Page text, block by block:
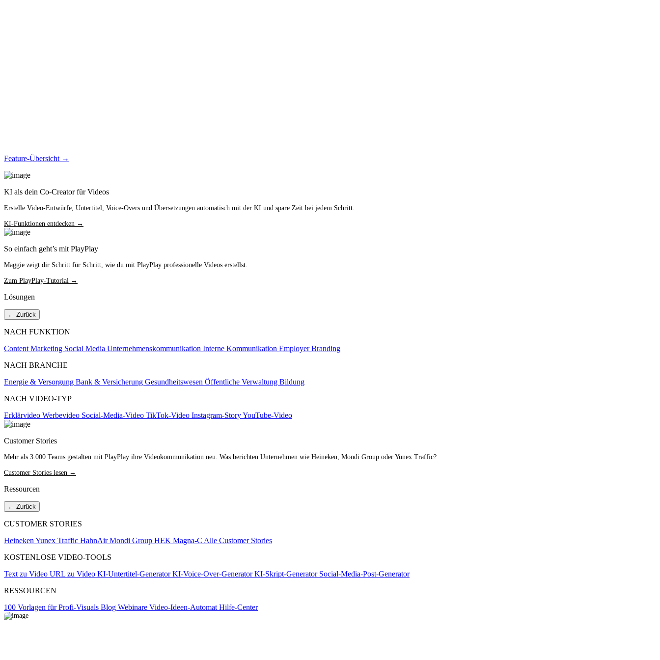
Feature-Übersicht →
KI als dein Co-Creator für Videos
Erstelle Video-Entwürfe, Untertitel, Voice-Overs und Übersetzungen automatisch mit der KI und spare Zeit bei jedem Schritt.
KI-Funktionen entdecken →
So einfach geht’s mit PlayPlay
Maggie zeigt dir Schritt für Schritt, wie du mit PlayPlay professionelle Videos erstellst.
Zum PlayPlay-Tutorial →
Lösungen
← Zurück
NACH FUNKTION
Content Marketing Social Media Unternehmenskommunikation Interne Kommunikation Employer Branding
NACH BRANCHE
Energie & Versorgung Bank & Versicherung Gesundheitswesen Öffentliche Verwaltung Bildung
NACH VIDEO-TYP
Erklärvideo Werbevideo Social-Media-Video TikTok-Video Instagram-StoryYouTube-Video
Customer Stories
Mehr als 3.000 Teams gestalten mit PlayPlay ihre Videokommunikation neu. Was berichten Unternehmen wie Heineken, Mondi Group oder Yunex Traffic?
Customer Stories lesen →
Ressourcen
← Zurück
CUSTOMER STORIES
Heineken Yunex Traffic HahnAirMondi Group HEK Magna-C Alle Customer Stories
KOSTENLOSE VIDEO-TOOLS
Text zu Video URL zu Video KI-Untertitel-GeneratorKI-Voice-Over-GeneratorKI-Skript-Generator Social-Media-Post-Generator
RESSOURCEN
100 Vorlagen für Profi-Visuals Blog Webinare Video-Ideen-Automat Hilfe-Center